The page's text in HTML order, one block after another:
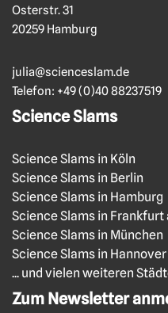
Osterstr. 31
20259 Hamburg
julia@scienceslam.de
Telefon: +49 (0)40 88237519
Science Slams
Science Slams in Köln
Science Slams in Berlin
Science Slams in Hamburg
Science Slams in Frankfurt
Science Slams in München
Science Slams in Hannover
... und vielen weiteren
Zum Newsletter